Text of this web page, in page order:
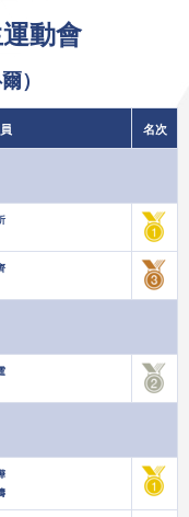
動會
）
名次